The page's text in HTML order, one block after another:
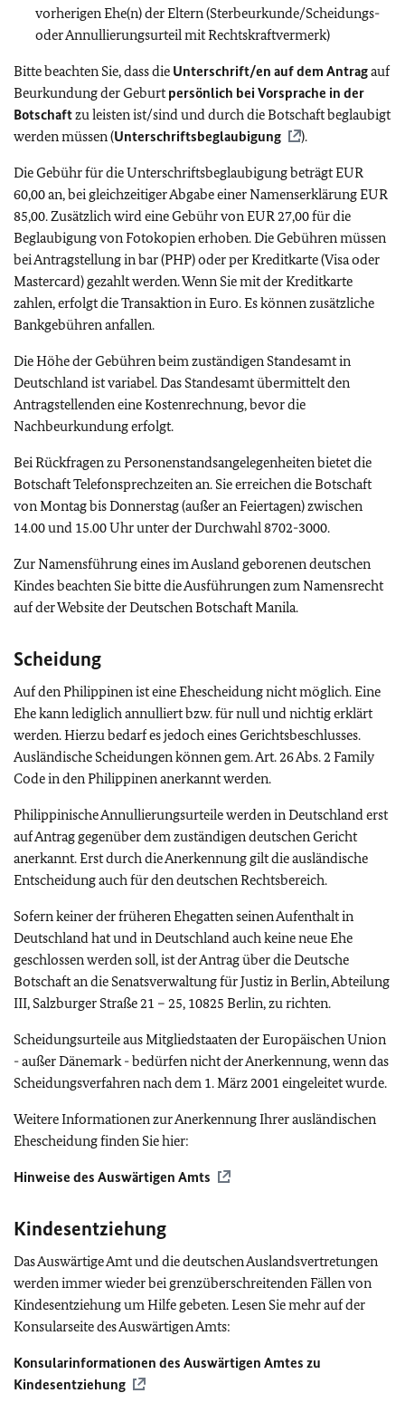
vorherigen Ehe(n) der Eltern (Sterbeurkunde/Scheidungs-
oder Annullierungsurteil mit Rechtskraftvermerk)
Bitte beachten Sie, dass die Unterschrift/en auf dem Antragauf
Beurkundung der Geburtpersönlich bei Vorsprache in der
Botschaftzu leisten ist/sind und durch die Botschaft beglaubigt
werden müssen (Unterschriftsbeglaubigung ).
Die Gebühr für die Unterschriftsbeglaubigung beträgt EUR
60,00 an, bei gleichzeitiger Abgabe einer Namenserklärung EUR
85,00. Zusätzlich wird eine Gebühr von EUR 27,00 für die
Beglaubigung von Fotokopien erhoben. Die Gebühren müssen
bei Antragstellung in bar (PHP) oder per Kreditkarte (Visa oder
Mastercard) gezahlt werden. Wenn Sie mit der Kreditkarte
zahlen, erfolgt die Transaktion in Euro. Es können zusätzliche
Bankgebühren anfallen.
Die Höhe der Gebühren beim zuständigen Standesamt in
Deutschland ist variabel. Das Standesamt übermittelt den
Antragstellenden eine Kostenrechnung, bevor die
Nachbeurkundung erfolgt.
Bei Rückfragen zu Personenstandsangelegenheiten bietet die
Botschaft Telefonsprechzeiten an. Sie erreichen die Botschaft
von Montag bis Donnerstag (außer an Feiertagen) zwischen
14.00 und 15.00 Uhr unter der Durchwahl 8702-3000.
Zur Namensführung eines im Ausland geborenen deutschen
Kindes beachten Sie bitte die Ausführungen zum Namensrecht
auf der Website der Deutschen Botschaft Manila.
Scheidung
Auf den Philippinen ist eine Ehescheidung nicht möglich. Eine
Ehe kann lediglich annulliert bzw. für null und nichtig erklärt
werden. Hierzu bedarf es jedoch eines Gerichtsbeschlusses.
Ausländische Scheidungen können gem. Art. 26 Abs. 2 Family
Code in den Philippinen anerkannt werden.
Philippinische Annullierungsurteile werden in Deutschland erst
auf Antrag gegenüber dem zuständigen deutschen Gericht
anerkannt. Erst durch die Anerkennung gilt die ausländische
Entscheidung auch für den deutschen Rechtsbereich.
Sofern keiner der früheren Ehegatten seinen Aufenthalt in
Deutschland hat und in Deutschland auch keine neue Ehe
geschlossen werden soll, ist der Antrag über die Deutsche
Botschaft an die Senatsverwaltung für Justiz in Berlin, Abteilung
III, Salzburger Straße 21 – 25, 10825 Berlin, zu richten.
Scheidungsurteile aus Mitgliedstaaten der Europäischen Union
- außer Dänemark - bedürfen nicht der Anerkennung, wenn das
Scheidungsverfahren nach dem 1. März 2001 eingeleitet wurde.
Weitere Informationen zur Anerkennung Ihrer ausländischen
Ehescheidung finden Sie hier:
Hinweise des Auswärtigen Amts
Kindesentziehung
Das Auswärtige Amt und die deutschen Auslandsvertretungen
werden immer wieder bei grenzüberschreitenden Fällen von
Kindesentziehung um Hilfe gebeten. Lesen Sie mehr auf der
Konsularseite des Auswärtigen Amts:
Konsularinformationen des Auswärtigen Amtes zu
Kindesentziehung